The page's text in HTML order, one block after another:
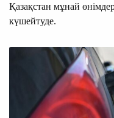
Қазақстан мұнай
күшейтуде.